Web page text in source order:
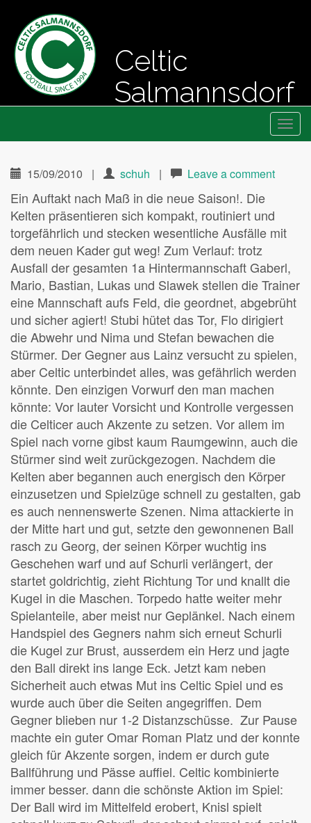
Celtic
Salmannsdorf
Menu
15/09/2010 | schuh | Leave a comment
Ein Auftakt nach Maß in die neue Saison!. Die
Kelten präsentieren sich kompakt, routiniert und
torgefährlich und stecken wesentliche Ausfälle mit
dem neuen Kader gut weg! Zum Verlauf: trotz
Ausfall der gesamten 1a Hintermannschaft Gaberl,
Mario, Bastian, Lukas und Slawek stellen die Trainer
eine Mannschaft aufs Feld, die geordnet, abgebrüht
und sicher agiert! Stubi hütet das Tor, Flo dirigiert
die Abwehr und Nima und Stefan bewachen die
Stürmer. Der Gegner aus Lainz versucht zu spielen,
aber Celtic unterbindet alles, was gefährlich werden
könnte. Den einzigen Vorwurf den man machen
könnte: Vor lauter Vorsicht und Kontrolle vergessen
die Celticer auch Akzente zu setzen. Vor allem im
Spiel nach vorne gibst kaum Raumgewinn, auch die
Stürmer sind weit zurückgezogen. Nachdem die
Kelten aber begannen auch energisch den Körper
einzusetzen und Spielzüge schnell zu gestalten, gab
es auch nennenswerte Szenen. Nima attackierte in
der Mitte hart und gut, setzte den gewonnenen Ball
rasch zu Georg, der seinen Körper wuchtig ins
Geschehen warf und auf Schurli verlängert, der
startet goldrichtig, zieht Richtung Tor und knallt die
Kugel in die Maschen. Torpedo hatte weiter mehr
Spielanteile, aber meist nur Geplänkel. Nach einem
Handspiel des Gegners nahm sich erneut Schurli
die Kugel zur Brust, ausserdem ein Herz und jagte
den Ball direkt ins lange Eck. Jetzt kam neben
Sicherheit auch etwas Mut ins Celtic Spiel und es
wurde auch über die Seiten angegriffen. Dem
Gegner blieben nur 1-2 Distanzschüsse. Zur Pause
machte ein guter Omar Roman Platz und der konnte
gleich für Akzente sorgen, indem er durch gute
Ballführung und Pässe auffiel. Celtic kombinierte
immer besser. dann die schönste Aktion im Spiel:
Der Ball wird im Mittelfeld erobert, Knisl spielt